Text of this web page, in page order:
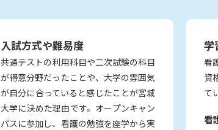
入試方式や難易度
共通テストの利用科目や二次試験の科目
が得意分野だったことや、大学の雰囲気
が自分に合っていると感じたことが宮城
大学に決めた理由です。オープンキャン
パスに参加し、看護の勉強を座学から実
学
看
資
て
看